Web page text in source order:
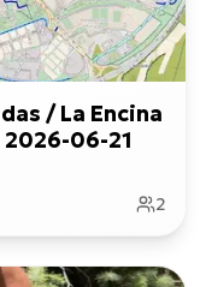
/ La Encina
06-21
2